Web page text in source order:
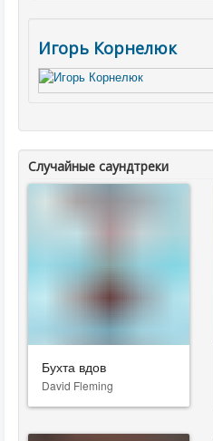
Игорь Корнелюк
Случайные саундтреки
Бухта вдов
David Fleming